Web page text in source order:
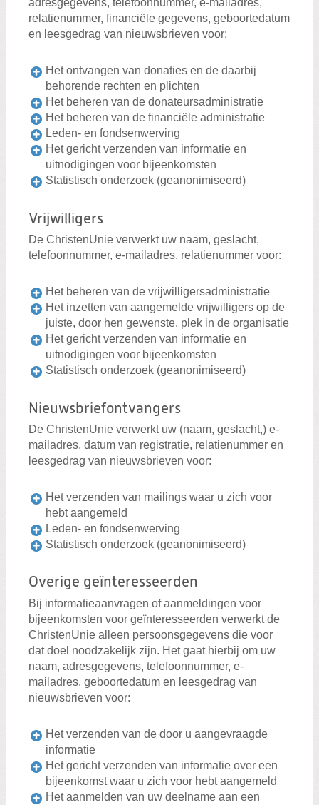
adresgegevens, telefoonnummer, e-mailadres,
relatienummer, financiële gegevens, geboortedatum
en leesgedrag van nieuwsbrieven voor:
Het ontvangen van donaties en de daarbij
behorende rechten en plichten
Het beheren van de donateursadministratie
Het beheren van de financiële administratie
Leden- en fondsenwerving
Het gericht verzenden van informatie en
uitnodigingen voor bijeenkomsten
Statistisch onderzoek (geanonimiseerd)
Vrijwilligers
De ChristenUnie verwerkt uw naam, geslacht,
telefoonnummer, e-mailadres, relatienummer voor:
Het beheren van de vrijwilligersadministratie
Het inzetten van aangemelde vrijwilligers op de
juiste, door hen gewenste, plek in de organisatie
Het gericht verzenden van informatie en
uitnodigingen voor bijeenkomsten
Statistisch onderzoek (geanonimiseerd)
Nieuwsbriefontvangers
De ChristenUnie verwerkt uw (naam, geslacht,) e-
mailadres, datum van registratie, relatienummer en
leesgedrag van nieuwsbrieven voor:
Het verzenden van mailings waar u zich voor
hebt aangemeld
Leden- en fondsenwerving
Statistisch onderzoek (geanonimiseerd)
Overige geïnteresseerden
Bij informatieaanvragen of aanmeldingen voor
bijeenkomsten voor geïnteresseerden verwerkt de
ChristenUnie alleen persoonsgegevens die voor
dat doel noodzakelijk zijn. Het gaat hierbij om uw
naam, adresgegevens, telefoonnummer, e-
mailadres, geboortedatum en leesgedrag van
nieuwsbrieven voor:
Het verzenden van de door u aangevraagde
informatie
Het gericht verzenden van informatie over een
bijeenkomst waar u zich voor hebt aangemeld
Het aanmelden van uw deelname aan een